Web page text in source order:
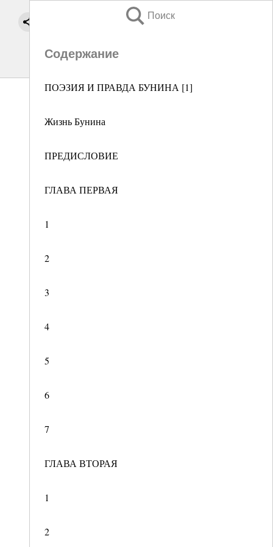
Поиск
Содержание
ПОЭЗИЯ И ПРАВДА БУНИНА [1]
Жизнь Бунина
ПРЕДИСЛОВИЕ
ГЛАВА ПЕРВАЯ
1
2
3
4
5
6
7
ГЛАВА ВТОРАЯ
1
2